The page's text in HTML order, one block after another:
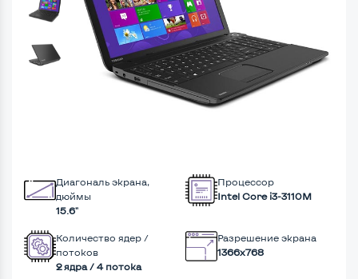
Диагональ экрана,
дюймы
15.6"
Процессор
Intel Core i3-3110M
Количество ядер /
потоков
2 ядра / 4 потока
Разрешение экрана
1366x768